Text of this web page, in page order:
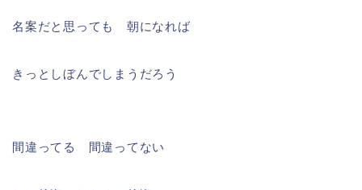
名案だと思っても 朝になれば
きっとしぼんでしまうだろう
間違ってる 間違ってない